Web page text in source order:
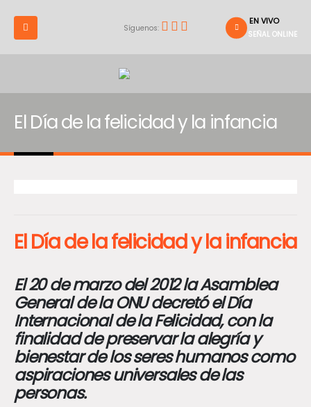
Síguenos:
EN VIVO
SEÑAL ONLINE
El Día de la felicidad y la infancia
El Día de la felicidad y la infancia
El 20 de marzo del 2012 la Asamblea
General de la ONU decretó el Día
Internacional de la Felicidad, con la
finalidad de preservar la alegría y
bienestar de los seres humanos como
aspiraciones universales de las
personas.